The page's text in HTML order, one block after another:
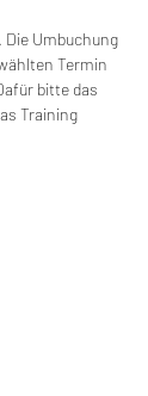
Umbuchung
Termin
bitte das
Training